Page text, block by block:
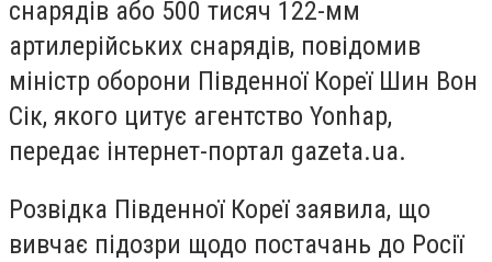
снарядів або 500 тисяч 122-мм
артилерійських снарядів, повідомив
міністр оборони Південної Кореї Шин Вон
Сік, якого цитує агентство Yonhap,
передає інтернет-портал gazeta.ua.
Розвідка Південної Кореї заявила, що
вивчає підозри щодо постачань до Росії